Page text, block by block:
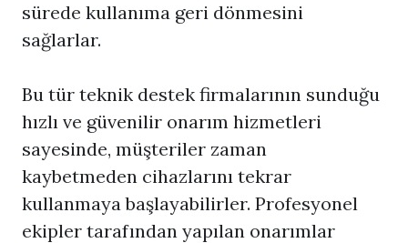
sürede kullanıma geri dönmesini
sağlarlar.
Bu tür teknik destek firmalarının sunduğu
hızlı ve güvenilir onarım hizmetleri
sayesinde, müşteriler zaman
kaybetmeden cihazlarını tekrar
kullanmaya başlayabilirler. Profesyonel
ekipler tarafından yapılan onarımlar